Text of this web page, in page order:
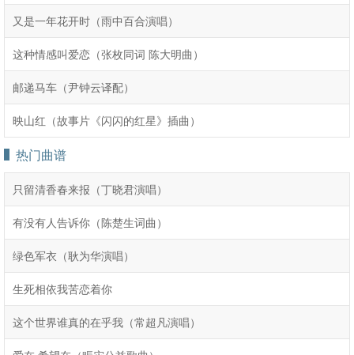
又是一年花开时（雨中百合演唱）
这种情感叫爱恋（张枚同词 陈大明曲）
邮递马车（尹钟云译配）
映山红（故事片《闪闪的红星》插曲）
热门曲谱
只留清香春来报（丁晓君演唱）
有没有人告诉你（陈楚生词曲）
绿色军衣（耿为华演唱）
生死相依我苦恋着你
这个世界谁真的在乎我（常超凡演唱）